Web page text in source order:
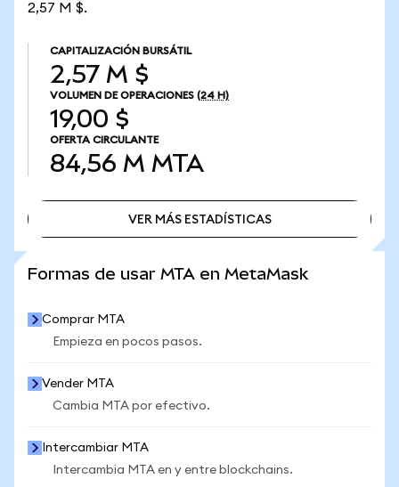
2,57 M $.
CAPITALIZACIÓN BURSÁTIL
2,57 M $
VOLUMEN DE OPERACIONES (24 H)
19,00 $
OFERTA CIRCULANTE
84,56 M MTA
VER MÁS ESTADÍSTICAS
Formas de usar MTA en MetaMask
Comprar MTA
Empieza en pocos pasos.
Vender MTA
Cambia MTA por efectivo.
Intercambiar MTA
Intercambia MTA en y entre blockchains.